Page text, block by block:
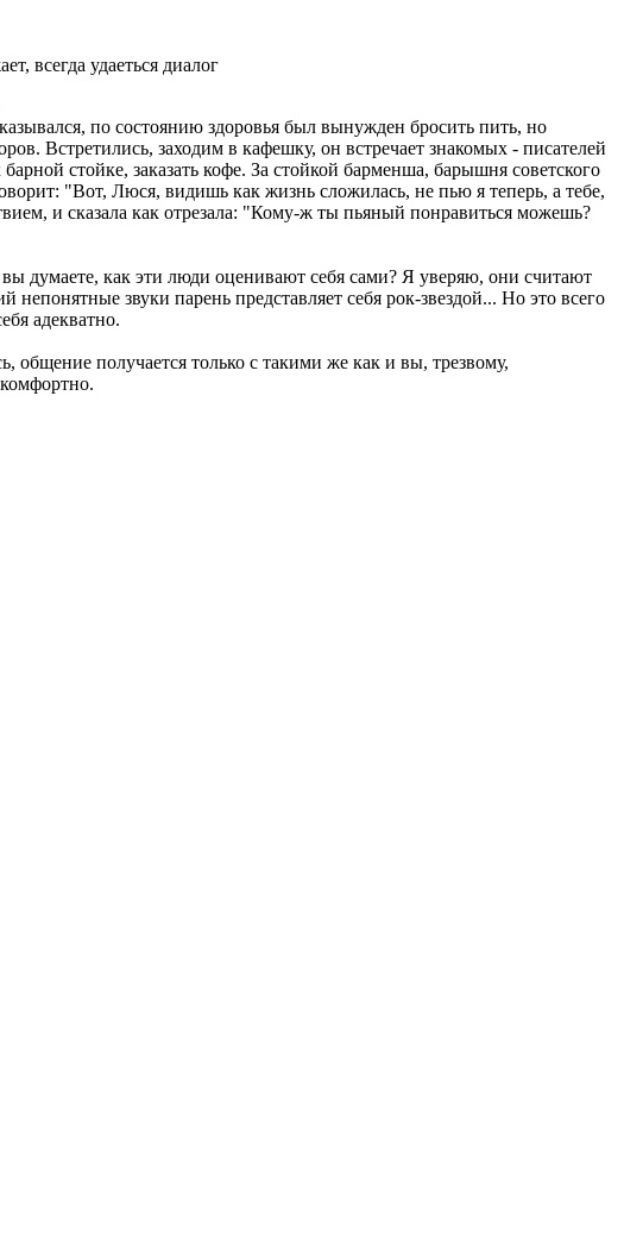
всегда удаеться диалог
по состоянию здоровья был вынужден бросить пить, но
Встретились, заходим в кафешку, он встречает знакомых - писателей
стойке, заказать кофе. За стойкой барменша, барышня советского
"Вот, Люся, видишь как жизнь сложилась, не пью я теперь, а тебе,
и сказала как отрезала: "Кому-ж ты пьяный понравиться можешь?
думаете, как эти люди оценивают себя сами? Я уверяю, они считают
звуки парень представляет себя рок-звездой... Но это всего
адекватно.
общение получается только с такими же как и вы, трезвому,